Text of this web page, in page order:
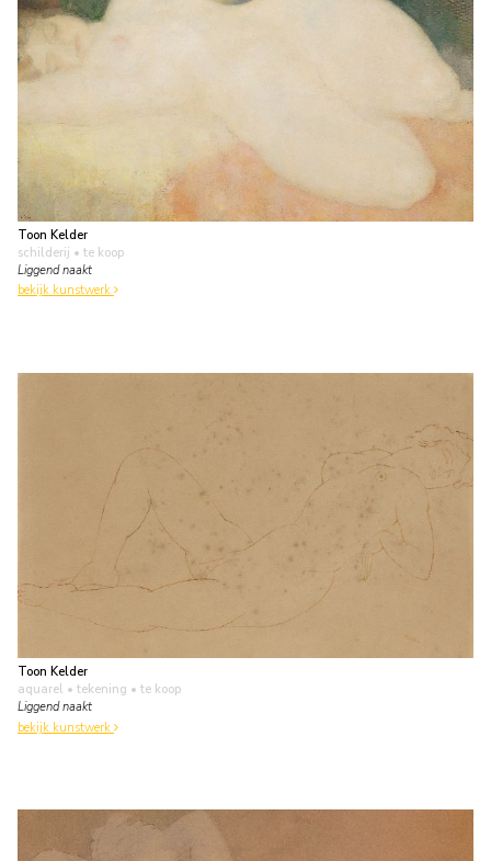
Toon Kelder
schilderij • te koop
Liggend naakt
bekijk kunstwerk
Toon Kelder
aquarel • tekening • te koop
Liggend naakt
bekijk kunstwerk